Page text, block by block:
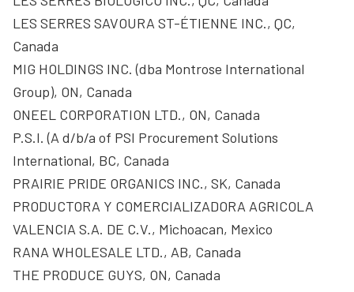
LES SERRES SAVOURA ST-ÉTIENNE INC., QC,
Canada
MIG HOLDINGS INC. (dba Montrose International
Group), ON, Canada
ONEEL CORPORATION LTD., ON, Canada
P.S.I. (A d/b/a of PSI Procurement Solutions
International, BC, Canada
PRAIRIE PRIDE ORGANICS INC., SK, Canada
PRODUCTORA Y COMERCIALIZADORA AGRICOLA
VALENCIA S.A. DE C.V., Michoacan, Mexico
RANA WHOLESALE LTD., AB, Canada
THE PRODUCE GUYS, ON, Canada